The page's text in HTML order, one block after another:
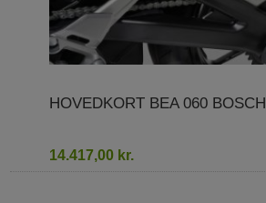
HOVEDKORT BEA 060 BOSCH
14.417,00 kr.